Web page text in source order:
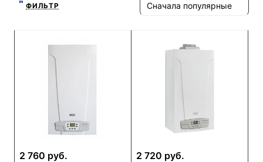
ФИЛЬТР Сначала популярные
2 760 руб. 2 720 руб.